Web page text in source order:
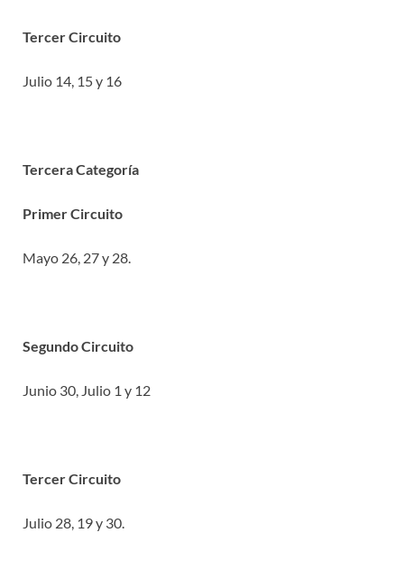
Tercer Circuito
Julio 14, 15 y 16
Tercera Categoría
Primer Circuito
Mayo 26, 27 y 28.
Segundo Circuito
Junio 30, Julio 1 y 12
Tercer Circuito
Julio 28, 19 y 30.